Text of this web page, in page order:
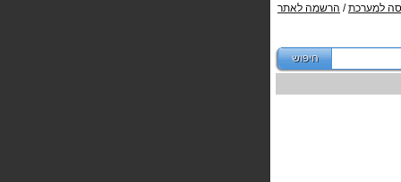
למערכת/ הרשמה לאתר